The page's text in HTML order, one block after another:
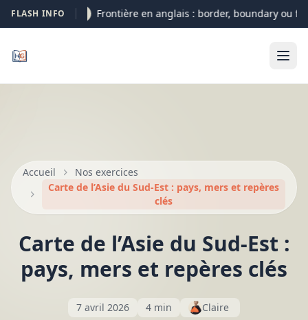
FLASH INFO Frontière en anglais : border, boundary ou
Accueil
Nos exercices
Carte de l’Asie du Sud-Est : pays, mers et repères
clés
Carte de l’Asie du Sud-Est :
pays, mers et repères clés
7 avril 2026 4 min Claire